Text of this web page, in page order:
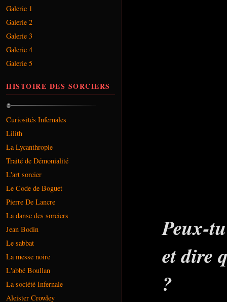
Galerie 1
Galerie 2
Galerie 3
Galerie 4
Galerie 5
HISTOIRE DES SORCIERS
Curiosités Infernales
Lilith
La Lycanthropie
Traité de Démonialité
L'art sorcier
Le Code de Boguet
Pierre De Lancre
La danse des sorciers
Jean Bodin
Le sabbat
La messe noire
L'abbé Boullan
La société Infernale
Aleister Crowley
Peux-
et dire
?